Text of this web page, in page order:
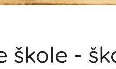
škole -